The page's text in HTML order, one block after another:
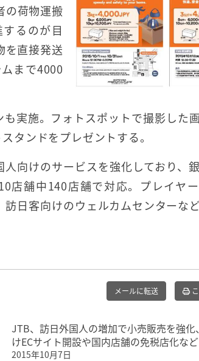
の荷物運搬
るのが目
を直接発送
まで4000
実施。フォトスポットで撮影した
タンドをプレゼントする。
向けのサービスを強化しており、
店舗中140店舗で対応。プレイヤ
日客向けのウェルカムセンターな
メールに転送
JTB、訪日外国人の増加で小売販売を強化
けECサイト開設や国内店舗の免税店化など
2015年10月7日